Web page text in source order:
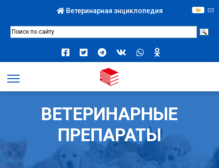
Ветеринарная энциклопедия
ВЕТЕРИНАРНЫЕ
ПРЕПАРАТЫ